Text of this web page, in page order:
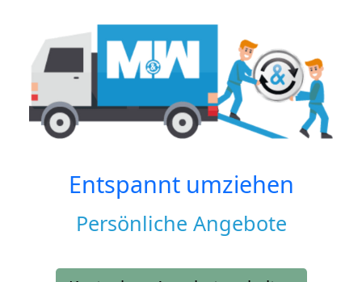
Entspannt umziehen
Persönliche Angebote